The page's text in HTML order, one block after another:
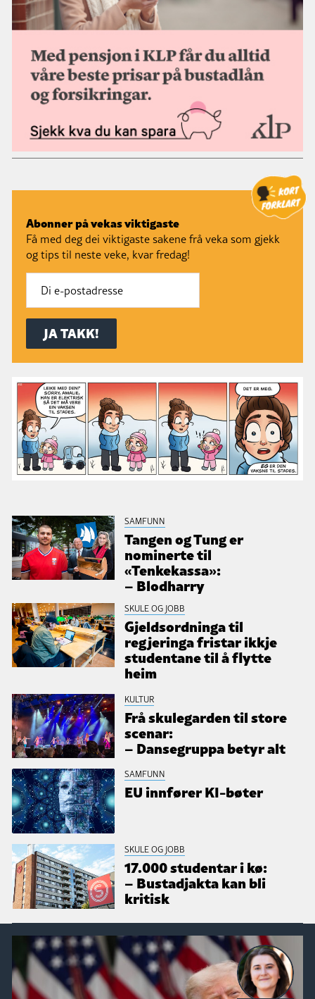
Abonner på vekas viktigaste
Få med deg dei viktigaste sakene frå veka som gjekk
og tips til neste veke, kvar fredag!
SAMFUNN
Tangen og Tung er
nominerte til
«Tenkekassa»:
– Blodharry
SKULE OG JOBB
Gjeldsordninga til
regjeringa fristar ikkje
studentane til å flytte
heim
KULTUR
Frå skulegarden til store
scenar:
– Dansegruppa betyr alt
SAMFUNN
EU innfører KI-bøter
SKULE OG JOBB
17.000 studentar i kø:
– Bustadjakta kan bli
kritisk